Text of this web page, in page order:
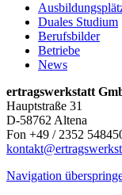
Duales Studium
Berufsbilder
Betriebe
News
ertragswerkstatt
Hauptstraße 31
D-58762 Altena
Fon +49 / 2352
Navigation